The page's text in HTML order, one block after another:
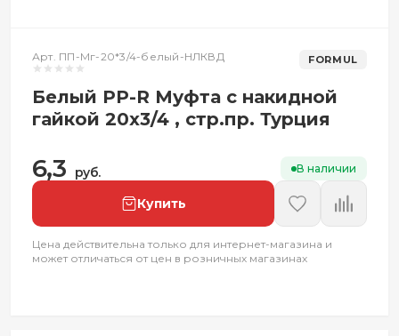
Арт. ПП-Мг-20*3/4-белый-НЛКВД FORMUL
Белый PP-R Муфта с накидной
гайкой 20х3/4 , стр.пр. Турция
6,3 руб. В наличии
Купить
Цена действительна только для интернет-магазина и
может отличаться от цен в розничных магазинах